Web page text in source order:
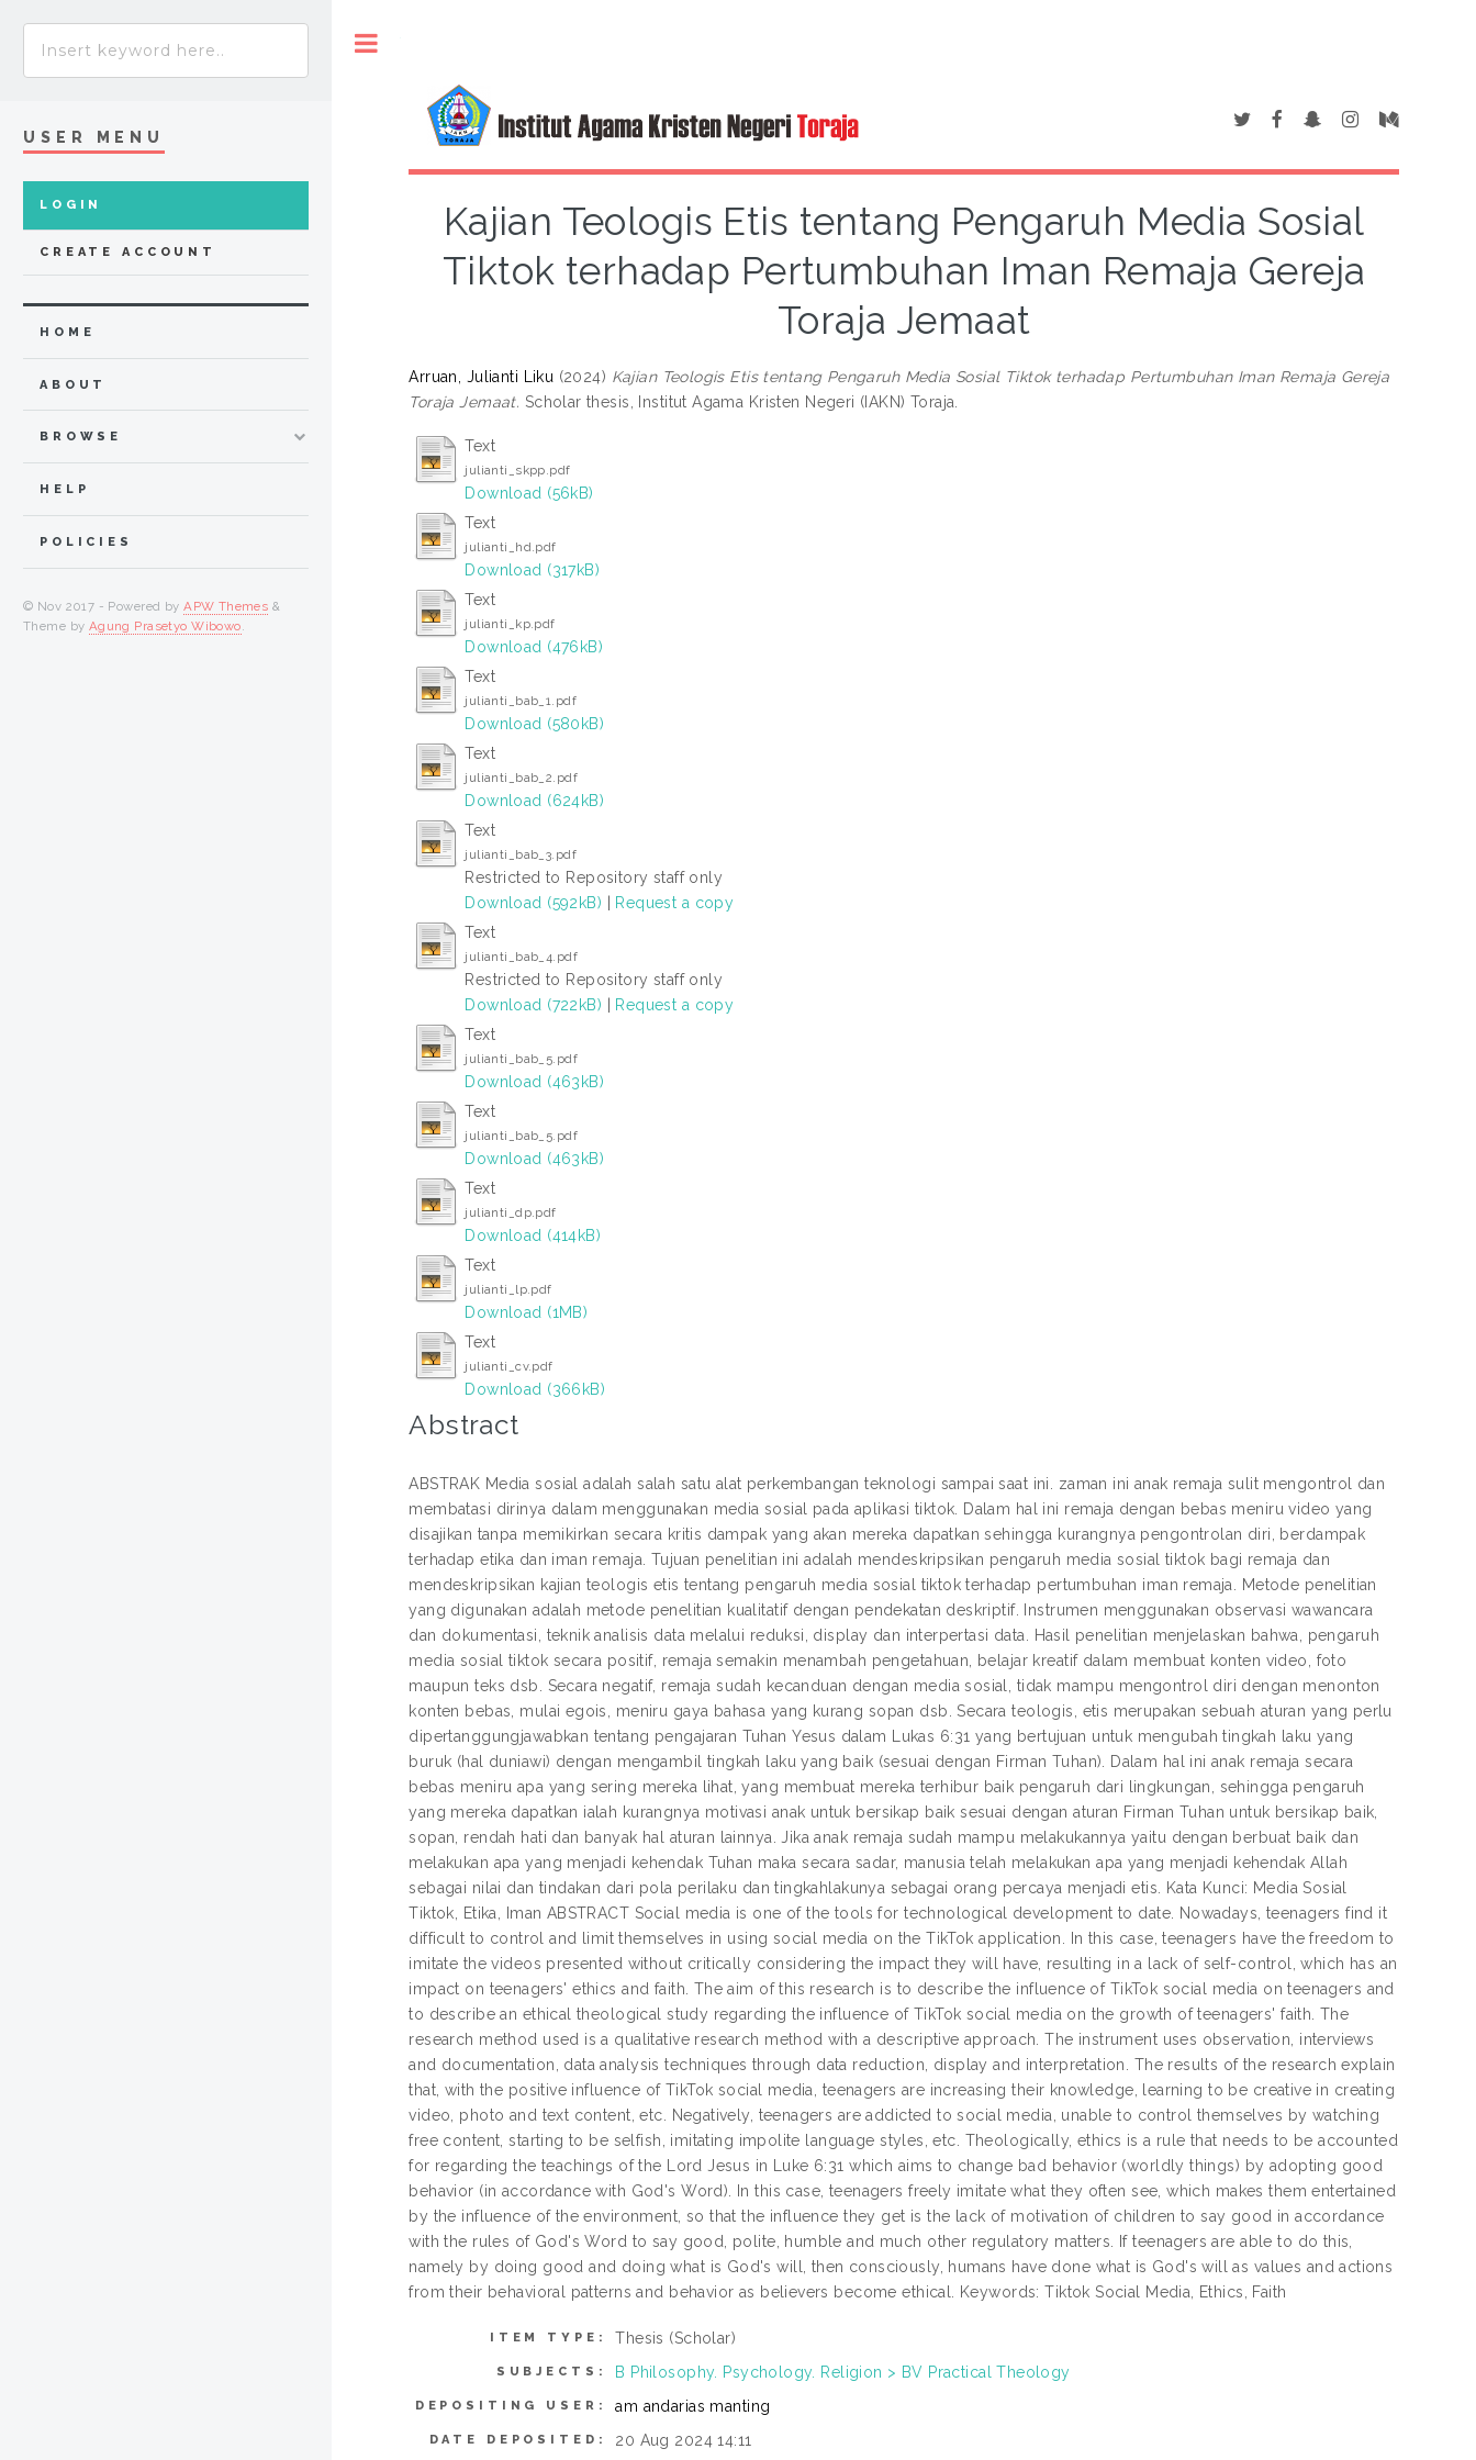
Kajian Teologis Etis tentang Pengaruh Media Sosial
Tiktok terhadap Pertumbuhan Iman Remaja Gereja
Toraja Jemaat
Arruan, Julianti Liku (2024) Kajian Teologis Etis tentang Pengaruh Media Sosial Tiktok terhadap Pertumbuhan Iman Remaja Gereja
Toraja Jemaat. Scholar thesis, Institut Agama Kristen Negeri (IAKN) Toraja.
Text
julianti_skpp.pdf
Download (56kB)
Text
julianti_hd.pdf
Download (317kB)
Text
julianti_kp.pdf
Download (476kB)
Text
julianti_bab_1.pdf
Download (580kB)
Text
julianti_bab_2.pdf
Download (624kB)
Text
julianti_bab_3.pdf
Restricted to Repository staff only
Download (592kB) | Request a copy
Text
julianti_bab_4.pdf
Restricted to Repository staff only
Download (722kB) | Request a copy
Text
julianti_bab_5.pdf
Download (463kB)
Text
julianti_bab_5.pdf
Download (463kB)
Text
julianti_dp.pdf
Download (414kB)
Text
julianti_lp.pdf
Download (1MB)
Text
julianti_cv.pdf
Download (366kB)
Abstract
ABSTRAK Media sosial adalah salah satu alat perkembangan teknologi sampai saat ini. zaman ini anak remaja sulit mengontrol dan
membatasi dirinya dalam menggunakan media sosial pada aplikasi tiktok. Dalam hal ini remaja dengan bebas meniru video yang
disajikan tanpa memikirkan secara kritis dampak yang akan mereka dapatkan sehingga kurangnya pengontrolan diri, berdampak
terhadap etika dan iman remaja. Tujuan penelitian ini adalah mendeskripsikan pengaruh media sosial tiktok bagi remaja dan
mendeskripsikan kajian teologis etis tentang pengaruh media sosial tiktok terhadap pertumbuhan iman remaja. Metode penelitian
yang digunakan adalah metode penelitian kualitatif dengan pendekatan deskriptif. Instrumen menggunakan observasi wawancara
dan dokumentasi, teknik analisis data melalui reduksi, display dan interpertasi data. Hasil penelitian menjelaskan bahwa, pengaruh
media sosial tiktok secara positif, remaja semakin menambah pengetahuan, belajar kreatif dalam membuat konten video, foto
maupun teks dsb. Secara negatif, remaja sudah kecanduan dengan media sosial, tidak mampu mengontrol diri dengan menonton
konten bebas, mulai egois, meniru gaya bahasa yang kurang sopan dsb. Secara teologis, etis merupakan sebuah aturan yang perlu
dipertanggungjawabkan tentang pengajaran Tuhan Yesus dalam Lukas 6:31 yang bertujuan untuk mengubah tingkah laku yang
buruk (hal duniawi) dengan mengambil tingkah laku yang baik (sesuai dengan Firman Tuhan). Dalam hal ini anak remaja secara
bebas meniru apa yang sering mereka lihat, yang membuat mereka terhibur baik pengaruh dari lingkungan, sehingga pengaruh
yang mereka dapatkan ialah kurangnya motivasi anak untuk bersikap baik sesuai dengan aturan Firman Tuhan untuk bersikap baik,
sopan, rendah hati dan banyak hal aturan lainnya. Jika anak remaja sudah mampu melakukannya yaitu dengan berbuat baik dan
melakukan apa yang menjadi kehendak Tuhan maka secara sadar, manusia telah melakukan apa yang menjadi kehendak Allah
sebagai nilai dan tindakan dari pola perilaku dan tingkahlakunya sebagai orang percaya menjadi etis. Kata Kunci: Media Sosial
Tiktok, Etika, Iman ABSTRACT Social media is one of the tools for technological development to date. Nowadays, teenagers find it
difficult to control and limit themselves in using social media on the TikTok application. In this case, teenagers have the freedom to
imitate the videos presented without critically considering the impact they will have, resulting in a lack of self-control, which has an
impact on teenagers' ethics and faith. The aim of this research is to describe the influence of TikTok social media on teenagers and
to describe an ethical theological study regarding the influence of TikTok social media on the growth of teenagers' faith. The
research method used is a qualitative research method with a descriptive approach. The instrument uses observation, interviews
and documentation, data analysis techniques through data reduction, display and interpretation. The results of the research explain
that, with the positive influence of TikTok social media, teenagers are increasing their knowledge, learning to be creative in creating
video, photo and text content, etc. Negatively, teenagers are addicted to social media, unable to control themselves by watching
free content, starting to be selfish, imitating impolite language styles, etc. Theologically, ethics is a rule that needs to be accounted
for regarding the teachings of the Lord Jesus in Luke 6:31 which aims to change bad behavior (worldly things) by adopting good
behavior (in accordance with God's Word). In this case, teenagers freely imitate what they often see, which makes them entertained
by the influence of the environment, so that the influence they get is the lack of motivation of children to say good in accordance
with the rules of God's Word to say good, polite, humble and much other regulatory matters. If teenagers are able to do this,
namely by doing good and doing what is God's will, then consciously, humans have done what is God's will as values and actions
from their behavioral patterns and behavior as believers become ethical. Keywords: Tiktok Social Media, Ethics, Faith
ITEM TYPE: Thesis (Scholar)
SUBJECTS: B Philosophy. Psychology. Religion > BV Practical Theology
DEPOSITING USER: am andarias manting
DATE DEPOSITED: 20 Aug 2024 14:11
USER MENU
LOGIN
CREATE ACCOUNT
HOME
ABOUT
BROWSE
HELP
POLICIES
© Nov 2017 - Powered byAPW Themes &
Theme by Agung Prasetyo Wibowo